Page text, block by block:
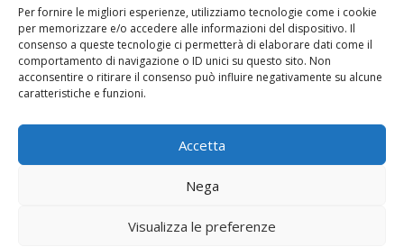
Per fornire le migliori esperienze, utilizziamo tecnologie come i cookie
per memorizzare e/o accedere alle informazioni del dispositivo. Il
consenso a queste tecnologie ci permetterà di elaborare dati come il
comportamento di navigazione o ID unici su questo sito. Non
acconsentire o ritirare il consenso può influire negativamente su alcune
caratteristiche e funzioni.
Accetta
Nega
Visualizza le preferenze
reCAPTCHA Google’s Privacy Policy and
© 2026 Fratelli Pinci by Fonderia Fattorini